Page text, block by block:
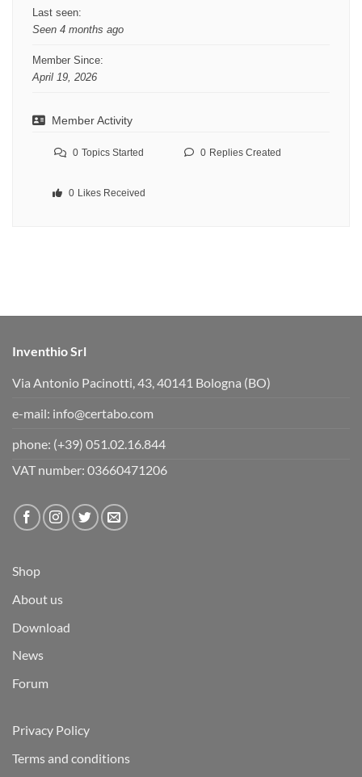
Last seen:
Seen 4 months ago
Member Since:
April 19, 2026
Member Activity
0 Topics Started 0 Replies Created
0 Likes Received
Inventhio Srl
Via Antonio Pacinotti, 43, 40141 Bologna (BO)
e-mail: info@certabo.com
phone: (+39) 051.02.16.844
VAT number: 03660471206
Shop
About us
Download
News
Forum
Privacy Policy
Terms and conditions